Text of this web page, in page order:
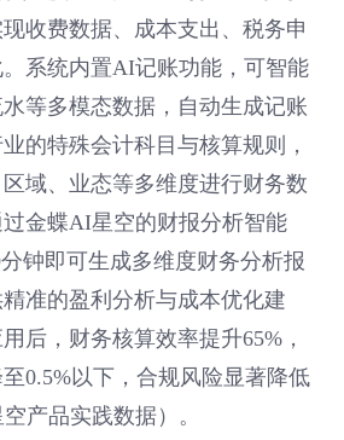
收费数据、成本支出、税务申
系统内置AI记账功能，可智能
等多模态数据，自动生成记账
的特殊会计科目与核算规则，
域、业态等多维度进行财务数
金蝶AI星空的财报分析智能
钟即可生成多维度财务分析报
准的盈利分析与成本优化建
后，财务核算效率提升65%，
0.5%以下，合规风险显著降低
产品实践数据）。